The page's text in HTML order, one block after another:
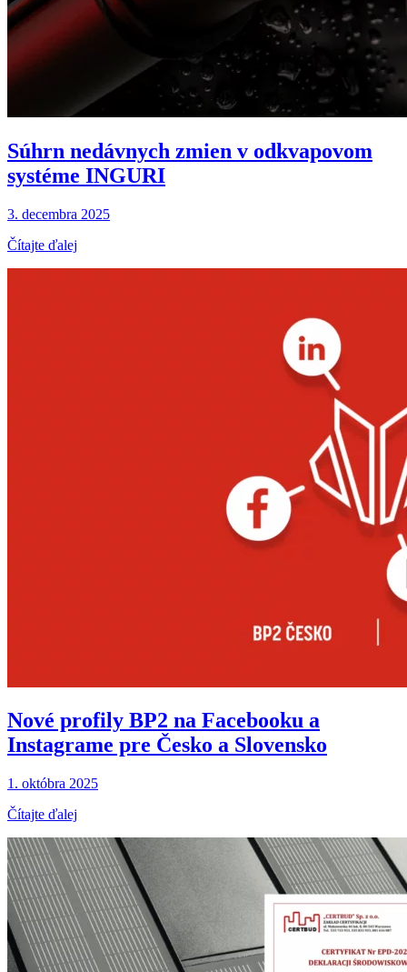
Súhrn nedávnych zmien v odkvapovom
systéme INGURI
3. decembra 2025
Čítajte ďalej
Nové profily BP2 na Facebooku a
Instagrame pre Česko a Slovensko
1. októbra 2025
Čítajte ďalej